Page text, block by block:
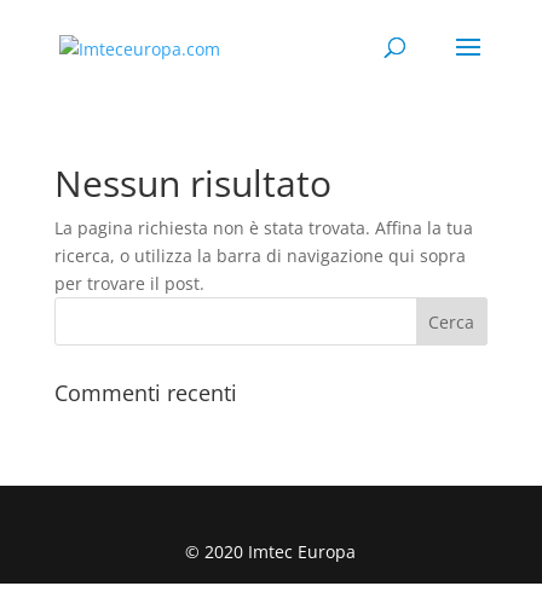
Nessun risultato
La pagina richiesta non è stata trovata. Affina la tua
ricerca, o utilizza la barra di navigazione qui sopra
per trovare il post.
Commenti recenti
© 2020 Imtec Europa